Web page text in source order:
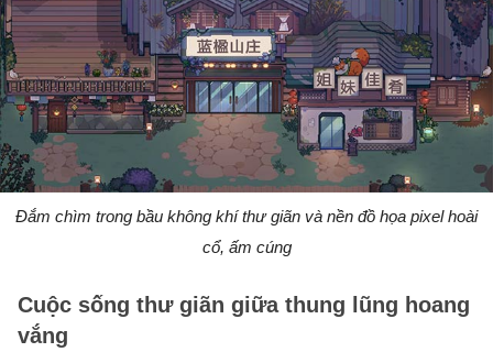
Đắm chìm trong bầu không khí thư giãn và nền đồ họa pixel hoài
cổ, ấm cúng
Cuộc sống thư giãn giữa thung lũng hoang
vắng